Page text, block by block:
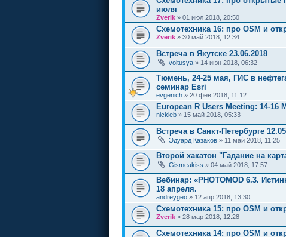
июля
Zverik » 01 июл 2018, 20:50
Cхемотехника 16: про OSM и
Zverik » 30 май 2018, 12:34
Встреча в Якутске 23.06.2018
voltusya » 14 июн 2018, 06:32
Тюмень, 24-25 мая, ГИС в
семинар Esri
evgenich » 20 фев 2018, 11:12
European R Users Meeting: 14-16
nickleb » 15 май 2018, 05:33
Встреча в Санкт-Петербурге
Эдуард Казаков » 11 май 2018, 11:25
Второй хакатон "Гадание на
Gismeakiss » 04 май 2018, 17:57
Вебинар: «PHOTOMOD 6.3.
18 апреля.
andreygeo » 12 апр 2018, 13:30
Cхемотехника 15: про OSM и
Zverik » 28 мар 2018, 12:28
Cхемотехника 14: про OSM и